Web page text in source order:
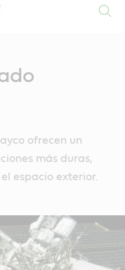
ofrecen un
más duras,
espacio exterior.